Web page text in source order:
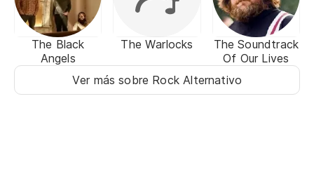
The Black
Angels
The Warlocks
The Soundtrack
Of Our Lives
Ver más sobre Rock Alternativo